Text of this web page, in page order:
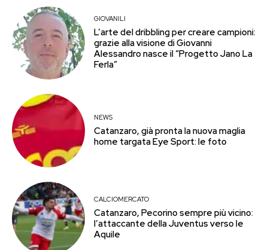
GIOVANILI
L’arte del dribbling per creare campioni:
grazie alla visione di Giovanni
Alessandro nasce il “Progetto Jano La
Ferla”
NEWS
Catanzaro, già pronta la nuova maglia
home targata Eye Sport: le foto
CALCIOMERCATO
Catanzaro, Pecorino sempre più vicino:
l’attaccante della Juventus verso le
Aquile